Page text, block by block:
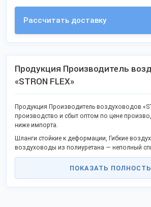
Рассчитать доставку
Продукция Производитель
«STRON FLEX»
Продукция Производитель воздуховодов
производство и сбыт оптом по цене
ниже импорта.
Шланги стойкие к деформации, Гибкие
воздуховоды из полиуретана — неполный
наименований продукции, покупайте оптом
В списке популярные наименования и
ПОКАЗАТЬ